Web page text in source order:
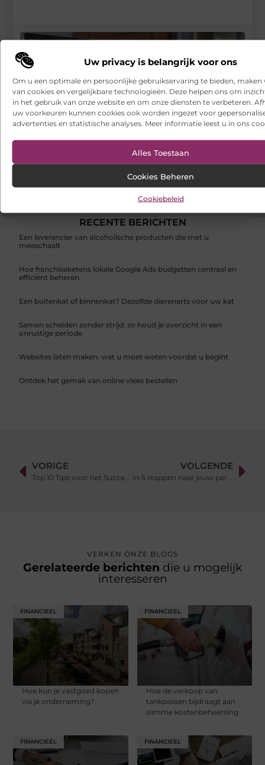
Uw privacy is belangrijk voor ons
Om u een optimale en persoonlijke gebruikservaring te bieden, maken
van cookies en vergelijkbare technologieën. Deze helpen ons om
in het gebruik van onze website en om onze diensten te verbeteren.
uw voorkeuren kunnen cookies ook worden ingezet voor
advertenties en statistische analyses. Meer informatie leest u in ons
Alles Toestaan
Cookies Beheren
Cookiebeleid
De sleutel tot succesvolle bedrijfsovername: advies van
Oqto Adviseurs
RECENTE BERICHTEN
Een leverancier van alcoholische producten die met u
meeschaalt
Hoe franchiseketens lokale Google Ads budgetten centraal en
efficiënt beheren
Een buitenkat of binnenkat? Dezelfde dierenarts voor uw kat
Samen scheiden zonder strijd: zo houd je overzicht in een
onrustige periode
Websites laten maken: wat u moet weten voordat u begint
Ontdek het gemak van online vlees bestellen
VORIGE
Top 10 Tips voor het Succesvol Doorstaan van Persoonlijkheidstests
VOLGENDE
In 5 stappen naar jouw perfecte buitenleven
VERKEN ONZE BLOGS
Gerelateerde berichten die u mogelijk
interesseren
FINANCIEEL
Hoe kun je vastgoed kopen
via je onderneming?
FINANCIEEL
Hoe de verkoop van
tankpassen bijdraagt aan
slimme kostenbeheersing
FINANCIEEL FINANCIEEL